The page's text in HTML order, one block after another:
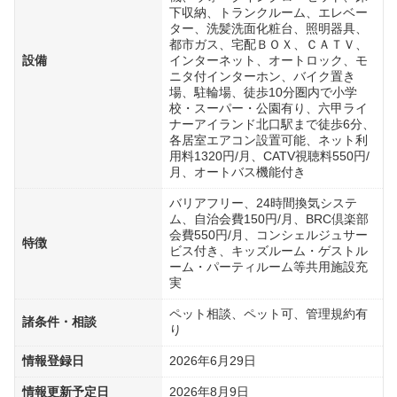
設備
下収納、トランクルーム、エレベー
ター、洗髪洗面化粧台、照明器具、
都市ガス、宅配ＢＯＸ、ＣＡＴＶ、
インターネット、オートロック、モ
ニタ付インターホン、バイク置き
場、駐輪場、徒歩10分圏内で小学
校・スーパー・公園有り、六甲ライ
ナーアイランド北口駅まで徒歩6分、
各居室エアコン設置可能、ネット利
用料1320円/月、CATV視聴料550円/
月、オートバス機能付き
特徴
バリアフリー、24時間換気システ
ム、自治会費150円/月、BRC倶楽部
会費550円/月、コンシェルジュサー
ビス付き、キッズルーム・ゲストル
ーム・パーティルーム等共用施設充
実
諸条件・相談
ペット相談、ペット可、管理規約有
り
情報登録日 2026年6月29日
情報更新予定日 2026年8月9日